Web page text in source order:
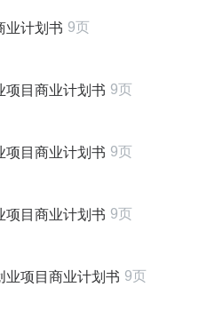
业计划书 9页
项目商业计划书 9页
项目商业计划书 9页
项目商业计划书 9页
业项目商业计划书 9页